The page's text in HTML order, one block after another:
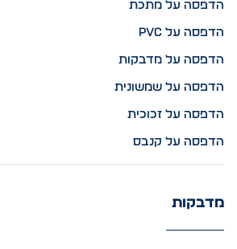
הדפסה על מתכת
הדפסה על PVC
הדפסה על מדבקות
הדפסה על שמשונית
הדפסה על זכוכית
הדפסה על קנבס
מדבקות